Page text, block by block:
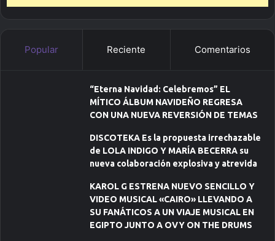
Popular Reciente Comentarios
“Eterna Navidad: Celebremos” EL
MÍTICO ÁLBUM NAVIDEÑO REGRESA
CON UNA NUEVA REVERSIÓN DE TEMAS
DISCOTEKA Es la propuesta irrechazable
de LOLA INDIGO Y MARÍA BECERRA su
nueva colaboración explosiva y atrevida
KAROL G ESTRENA NUEVO SENCILLO Y
VIDEO MUSICAL «CAIRO» LLEVANDO A
SU FANÁTICOS A UN VIAJE MUSICAL EN
EGIPTO JUNTO A OVY ON THE DRUMS